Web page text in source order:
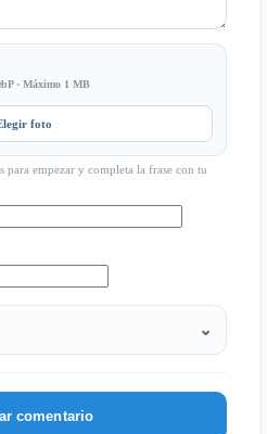
· Máximo 1 MB
foto
para empezar y completa la frase con tu